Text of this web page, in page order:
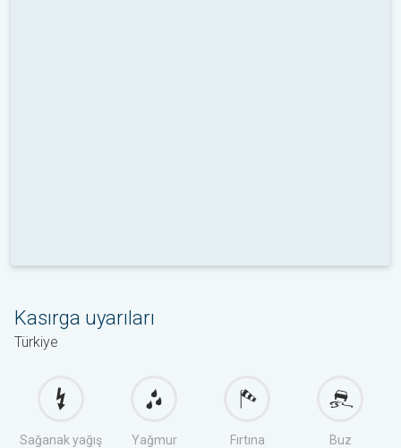
Kasırga uyarıları
Türkiye
Sağanak yağış Yağmur Fırtına Buz